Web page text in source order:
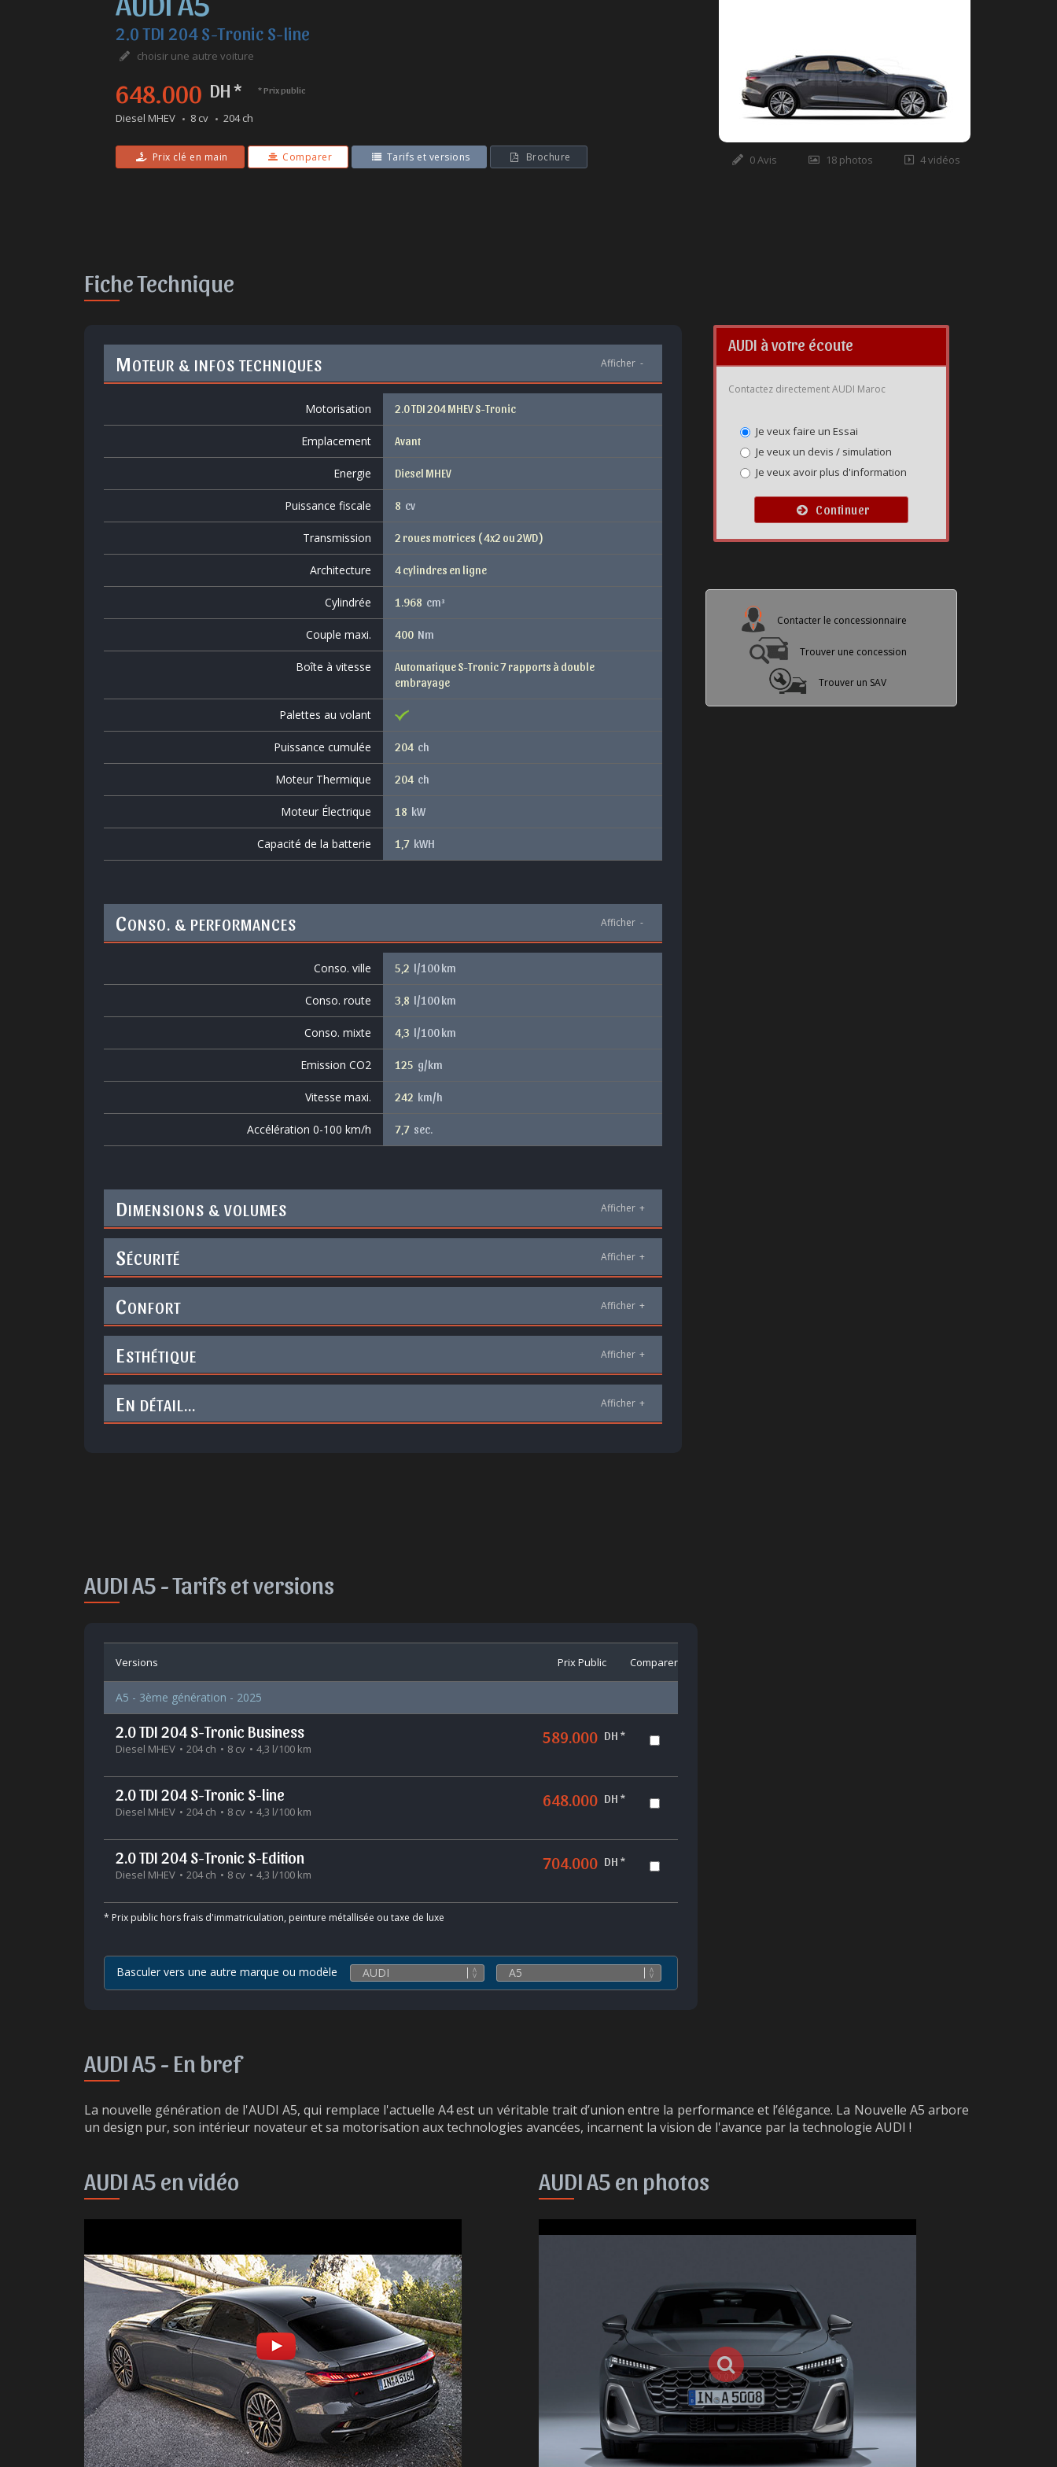
2.0 TDI 204 S-Tronic S-line
choisir une autre voiture
0 Avis 18 photos 4 vidéos
648.000 DH * * Prix public
Diesel MHEV 8 cv 204 ch
Prix clé en main Comparer Tarifs et versions Brochure
Fiche Technique
MOTEUR & INFOS TECHNIQUES Afficher -
Motorisation 2.0 TDI 204 MHEV S-Tronic
Emplacement Avant
Energie Diesel MHEV
Puissance fiscale 8 cv
Transmission 2 roues motrices ( 4x2 ou 2WD )
Architecture 4 cylindres en ligne
Cylindrée 1.968 cm³
Couple maxi. 400 Nm
Boîte à vitesse
Automatique S-Tronic 7 rapports à double
embrayage
Palettes au volant
Puissance cumulée 204 ch
Moteur Thermique 204 ch
Moteur Électrique 18 kW
Capacité de la batterie 1,7 kWH
CONSO. & PERFORMANCES Afficher -
Conso. ville 5,2 l/100 km
Conso. route 3,8 l/100 km
Conso. mixte 4,3 l/100 km
Emission CO2 125 g/km
Vitesse maxi. 242 km/h
Accélération 0-100 km/h 7,7 sec.
DIMENSIONS & VOLUMES Afficher +
SÉCURITÉ Afficher +
CONFORT Afficher +
ESTHÉTIQUE Afficher +
EN DÉTAIL... Afficher +
AUDI à votre écoute
Contactez directement AUDI Maroc
Je veux faire un Essai
Je veux un devis / simulation
Je veux avoir plus d'information
Continuer
Contacter le concessionnaire
Trouver une concession
Trouver un SAV
AUDI A5 -Tarifs et versions
Versions Prix Public Comparer
A5 - 3ème génération - 2025
2.0 TDI 204 S-Tronic Business
Diesel MHEV 204 ch 8 cv 4,3 l/100 km
589.000 DH *
2.0 TDI 204 S-Tronic S-line
Diesel MHEV 204 ch 8 cv 4,3 l/100 km
648.000 DH *
2.0 TDI 204 S-Tronic S-Edition
Diesel MHEV 204 ch 8 cv 4,3 l/100 km
704.000 DH *
* Prix public hors frais d'immatriculation, peinture métallisée ou taxe de luxe
Basculer vers une autre marque ou modèle
AUDI A5 - En bref
La nouvelle génération de l'AUDI A5, qui remplace l'actuelle A4 est un véritable trait d’union entre la performance et l’élégance. La Nouvelle A5 arbore
un design pur, son intérieur novateur et sa motorisation aux technologies avancées, incarnent la vision de l'avance par la technologie AUDI !
AUDI A5 en vidéo AUDI A5 en photos